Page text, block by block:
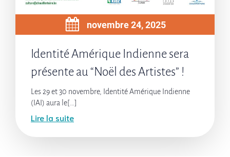
novembre 24, 2025
Identité Amérique Indienne sera
présente au “Noël des Artistes” !
Les 29 et 30 novembre, Identité Amérique Indienne
(IAI) aura le[…]
Lire la suite